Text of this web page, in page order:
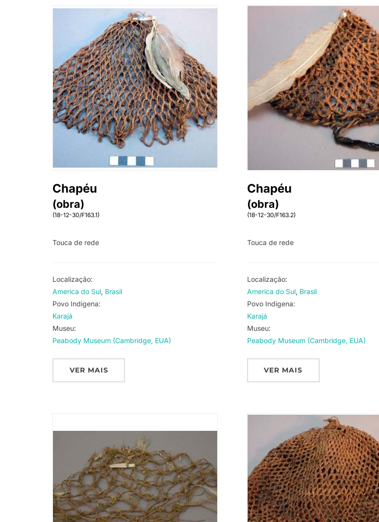
Chapéu
(obra)
(18-12-30/F163.1)
Touca de rede
Localização:
America do Sul Brasil
Povo Indigena:
Karajá
Museu:
Peabody Museum (Cambridge, EUA)
VER MAIS
Chapéu
(obra)
(18-12-30/F163.2)
Touca de rede
Localização:
America do Sul Brasil
Povo Indigena:
Karajá
Museu:
Peabody Museum (Cambridge, EUA)
VER MAIS